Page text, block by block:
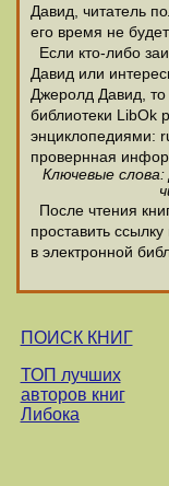
Давид, читатель
его время не
Если кто-либо
Давид или
Джеролд Давид, то
библиотеки LibOk
энциклопедиями:
провернная
Ключевые
После чтения
проставить
в электронной
ПОИСК КНИГ
ТОП лучших
авторов книг
Либока